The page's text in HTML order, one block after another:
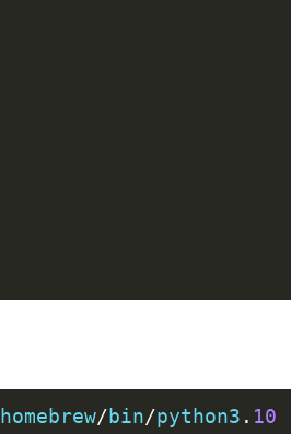
homebrew/bin/python3 . 10